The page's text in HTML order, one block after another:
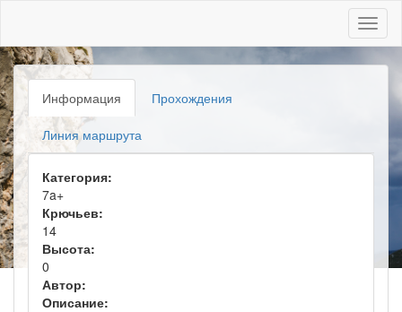
Информация Прохождения
Линия маршрута
Категория:
7a+
Крючьев:
14
Высота:
0
Автор:
Описание: